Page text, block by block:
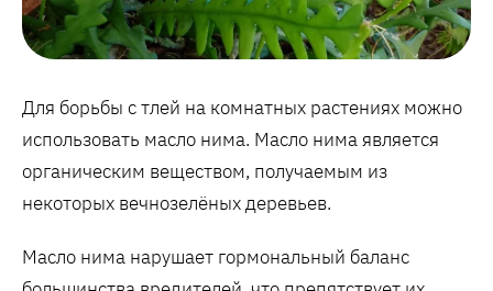
Для борьбы с тлей на комнатных растениях можно
использовать масло нима. Масло нима является
органическим веществом, получаемым из
некоторых вечнозелёных деревьев.
Масло нима нарушает гормональный баланс